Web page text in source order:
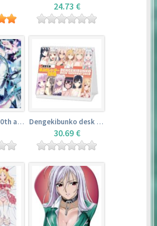
24.73 €
Hatsune miku 10th anniversary book Dengekibunko desk calendar 2018
30.69 €